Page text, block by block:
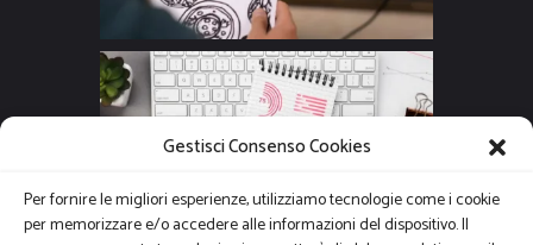
Gestisci Consenso Cookies
Per fornire le migliori esperienze, utilizziamo tecnologie come i cookie
per memorizzare e/o accedere alle informazioni del dispositivo. Il